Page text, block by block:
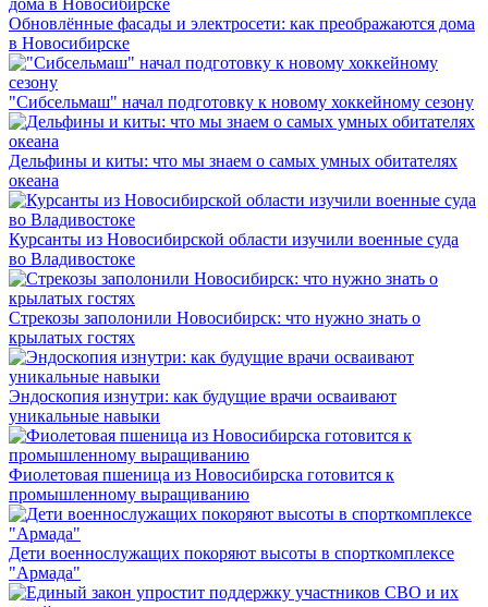
Обновлённые фасады и электросети: как преображаются дома
в Новосибирске
"Сибсельмаш" начал подготовку к новому хоккейному сезону
Дельфины и киты: что мы знаем о самых умных обитателях
океана
Курсанты из Новосибирской области изучили военные суда
во Владивостоке
Стрекозы заполонили Новосибирск: что нужно знать о
крылатых гостях
Эндоскопия изнутри: как будущие врачи осваивают
уникальные навыки
Фиолетовая пшеница из Новосибирска готовится к
промышленному выращиванию
Дети военнослужащих покоряют высоты в спорткомплексе
"Армада"